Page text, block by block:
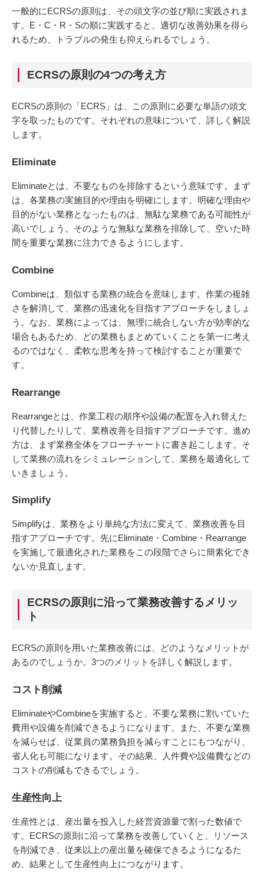
一般的にECRSの原則は、その頭文字の並び順に実践されま
す。E・C・R・Sの順に実践すると、適切な改善効果を得ら
れるため、トラブルの発生も抑えられるでしょう。
ECRSの原則の4つの考え方
ECRSの原則の「ECRS」は、この原則に必要な単語の頭文
字を取ったものです。それぞれの意味について、詳しく解説
します。
Eliminate
Eliminateとは、不要なものを排除するという意味です。まず
は、各業務の実施目的や理由を明確にします。明確な理由や
目的がない業務となったものは、無駄な業務である可能性が
高いでしょう。そのような無駄な業務を排除して、空いた時
間を重要な業務に注力できるようにします。
Combine
Combineは、類似する業務の統合を意味します。作業の複雑
さを解消して、業務の迅速化を目指すアプローチをしましょ
う。なお、業務によっては、無理に統合しない方が効率的な
場合もあるため、どの業務もまとめていくことを第一に考え
るのではなく、柔軟な思考を持って検討することが重要で
す。
Rearrange
Rearrangeとは、作業工程の順序や設備の配置を入れ替えた
り代替したりして、業務改善を目指すアプローチです。進め
方は、まず業務全体をフローチャートに書き起こします。そ
して業務の流れをシミュレーションして、業務を最適化して
いきましょう。
Simplify
Simplifyは、業務をより単純な方法に変えて、業務改善を目
指すアプローチです。先にEliminate・Combine・Rearrange
を実施して最適化された業務をこの段階でさらに簡素化でき
ないか見直します。
ECRSの原則に沿って業務改善するメリッ
ト
ECRSの原則を用いた業務改善には、どのようなメリットが
あるのでしょうか。3つのメリットを詳しく解説します。
コスト削減
EliminateやCombineを実施すると、不要な業務に割いていた
費用や設備を削減できるようになります。また、不要な業務
を減らせば、従業員の業務負担を減らすことにもつながり、
省人化も可能になります。その結果、人件費や設備費などの
コストの削減もできるでしょう。
生産性向上
生産性とは、産出量を投入した経営資源量で割った数値で
す。ECRSの原則に沿って業務を改善していくと、リソース
を削減でき、従来以上の産出量を確保できるようになるた
め、結果として生産性向上につながります。